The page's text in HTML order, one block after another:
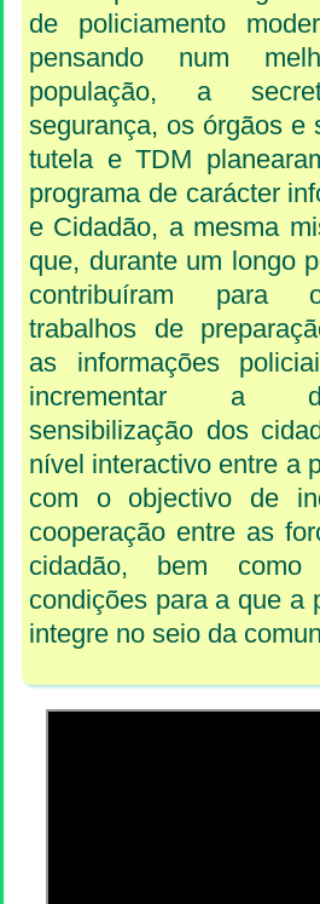
de policiamento
pensando num
população, a
segurança, os órgãos e
tutela e TDM
programa de carácter
e Cidadão, a mesma
que, durante um longo
contribuíram para
trabalhos de
as informações
incrementar a
sensibilização dos
nível interactivo entre a
com o objectivo de
cooperação entre as
cidadão, bem como
condições para a que a
integre no seio da